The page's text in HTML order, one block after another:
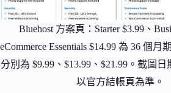
Bluehost 方案頁：Starter $3.99、
eCommerce Essentials $14.99 為 36 個
分別為 $9.99、$13.99、$21.99。截圖日
以官方結帳頁為準。